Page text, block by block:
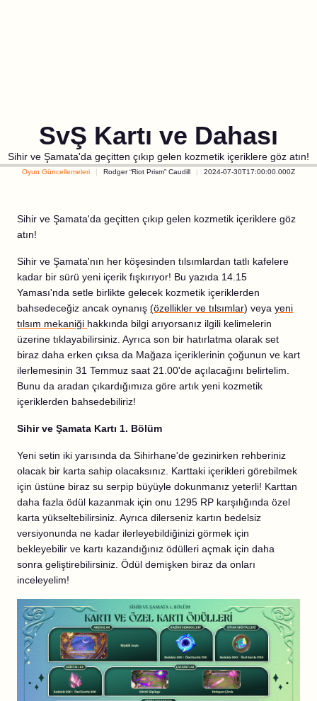
SvŞ Kartı ve Dahası
Sihir ve Şamata'da geçitten çıkıp gelen kozmetik içeriklere göz atın!
Oyun Güncellemeleri Rodger “Riot Prism” Caudill 2024-07-30T17:00:00.000Z
Sihir ve Şamata'da geçitten çıkıp gelen kozmetik içeriklere göz
atın!
Sihir ve Şamata'nın her köşesinden tılsımlardan tatlı kafelere
kadar bir sürü yeni içerik fışkırıyor! Bu yazıda 14.15
Yaması'nda setle birlikte gelecek kozmetik içeriklerden
bahsedeceğiz ancak oynanış (özellikler ve tılsımlar) veya yeni
tılsım mekaniği hakkında bilgi arıyorsanız ilgili kelimelerin
üzerine tıklayabilirsiniz. Ayrıca son bir hatırlatma olarak set
biraz daha erken çıksa da Mağaza içeriklerinin çoğunun ve kart
ilerlemesinin 31 Temmuz saat 21.00'de açılacağını belirtelim.
Bunu da aradan çıkardığımıza göre artık yeni kozmetik
içeriklerden bahsedebiliriz!
Sihir ve Şamata Kartı 1. Bölüm
Yeni setin iki yarısında da Sihirhane'de gezinirken rehberiniz
olacak bir karta sahip olacaksınız. Karttaki içerikleri görebilmek
için üstüne biraz su serpip büyüyle dokunmanız yeterli! Karttan
daha fazla ödül kazanmak için onu 1295 RP karşılığında özel
karta yükseltebilirsiniz. Ayrıca dilerseniz kartın bedelsiz
versiyonunda ne kadar ilerleyebildiğinizi görmek için
bekleyebilir ve kartı kazandığınız ödülleri açmak için daha
sonra geliştirebilirsiniz. Ödül demişken biraz da onları
inceleyelim!